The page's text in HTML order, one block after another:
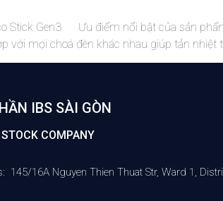
Stick Gen3 Ưu điểm nổi bật của sản
với mọi choá đèn khác nhau giúp tản nhiệt
IBS SÀI GÒN
COMPANY
145/16A Nguyen Thien Thuat Str, Ward 1,